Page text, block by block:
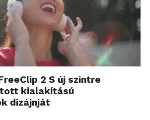
2 S új szintre
kialakítású
dizájnját